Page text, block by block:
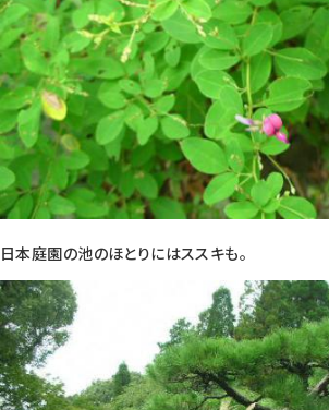
日本庭園の池のほとりにはススキも。